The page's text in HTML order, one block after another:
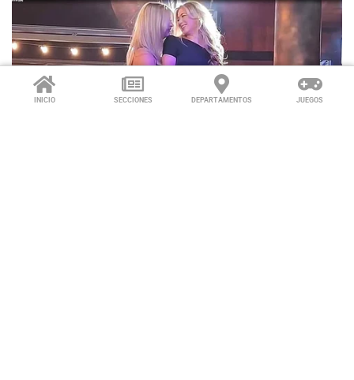
INICIO SECCIONES DEPARTAMENTOS JUEGOS